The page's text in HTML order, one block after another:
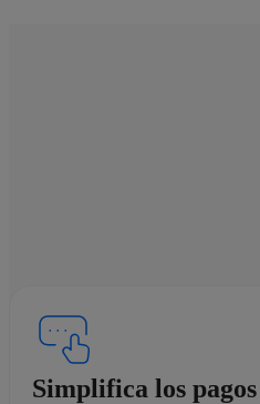
Simplifica los